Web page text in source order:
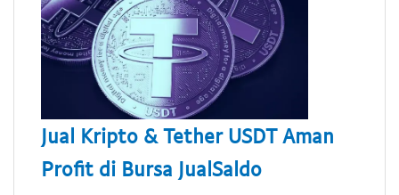
Jual Kripto & Tether USDT Aman
Profit di Bursa JualSaldo